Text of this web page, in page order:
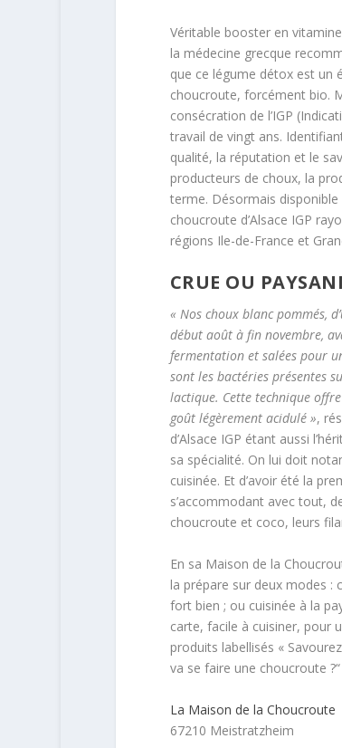
Véritable booster en
la médecine grecque
que ce légume détox est un
choucroute, forcément bio.
consécration de l’IGP
travail de vingt ans.
qualité, la réputation et le
producteurs de choux, la
terme. Désormais
choucroute d’Alsace IGP
régions Ile-de-France et
CRUE OU
« Nos choux blanc pommés,
début août à fin novembre,
fermentation et salées pour
sont les bactéries présentes
lactique. Cette technique
goût légèrement acidulé »,
d’Alsace IGP étant aussi
sa spécialité. On lui doit
cuisinée. Et d’avoir été la
s’accommodant avec tout,
choucroute et coco, leurs
En sa Maison de la
la prépare sur deux modes :
fort bien ; ou cuisinée à la
carte, facile à cuisiner, pour
produits labellisés «
va se faire une choucroute ?“
La Maison de la Choucroute
67210 Meistratzheim